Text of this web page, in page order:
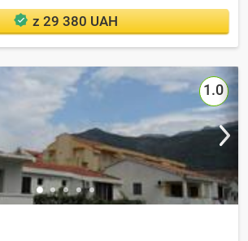
z 29 380 UAH
1.0